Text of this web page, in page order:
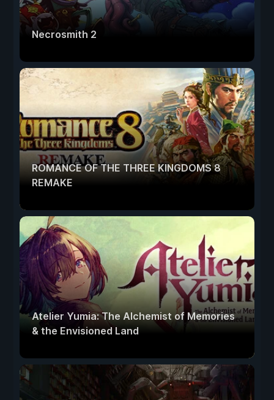
Necrosmith 2
ROMANCE OF THE THREE KINGDOMS 8
REMAKE
Atelier Yumia: The Alchemist of Memories
& the Envisioned Land